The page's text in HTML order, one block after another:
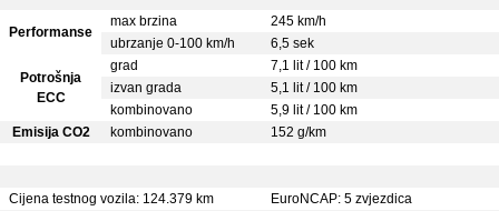
Performanse
max brzina
245 km/h
ubrzanje 0-100 km/h
6,5 sek
Potrošnja
ECC
grad
7,1 lit / 100 km
izvan grada
5,1 lit / 100 km
kombinovano
5,9 lit / 100 km
Emisija CO2
kombinovano 152 g/km
Cijena testnog vozila: 124.379 km
EuroNCAP: 5 zvjezdica